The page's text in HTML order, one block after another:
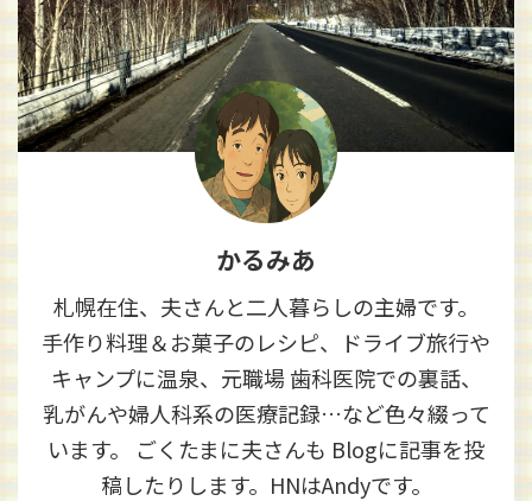
かるみあ
札幌在住、夫さんと二人暮らしの主婦です。
手作り料理＆お菓子のレシピ、ドライブ旅行や
キャンプに温泉、元職場 歯科医院での裏話、
乳がんや婦人科系の医療記録…など色々綴って
います。 ごくたまに夫さんも Blogに記事を投
稿したりします。HNはAndyです。